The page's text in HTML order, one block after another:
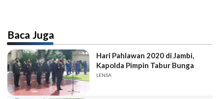
Baca Juga
Hari Pahlawan 2020 di Jambi,
Kapolda Pimpin Tabur Bunga
LENSA